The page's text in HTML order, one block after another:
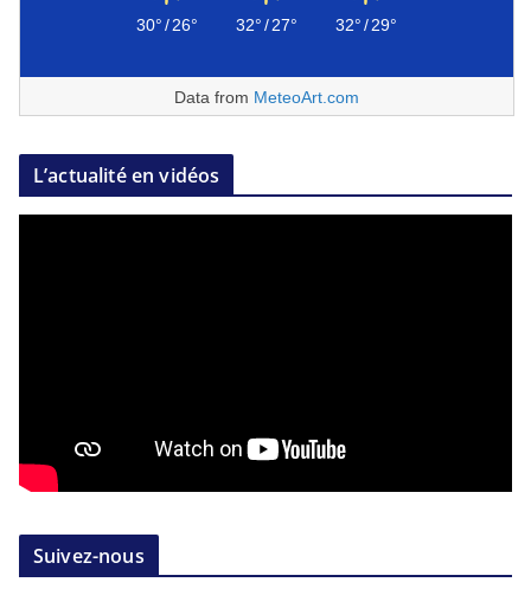
30°/26° 32°/27° 32°/29°
Data from MeteoArt.com
L’actualité en vidéos
Suivez-nous